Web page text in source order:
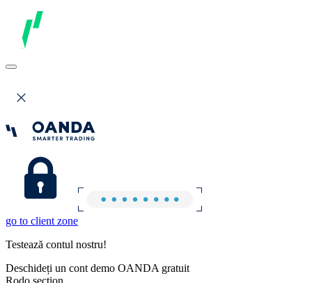
go to client zone
Testează contul nostru!
Deschideți un cont demo OANDA gratuit
Rodo section